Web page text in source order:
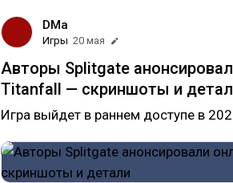
DMa
Игры 20 мая
Авторы Splitgate
Titanfall — скриншоты и
Игра выйдет в раннем доступе в